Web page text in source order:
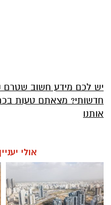
יש לכם מידע חשוב שטרם
חדשותי? מצאתם טעות
אותנו
אולי